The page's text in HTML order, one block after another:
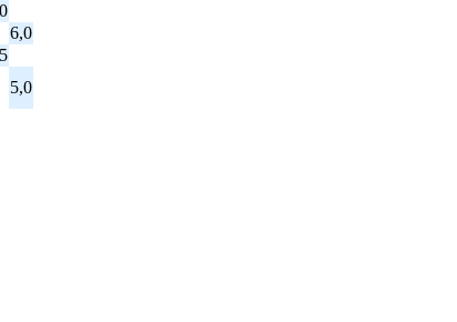
6,0
5,0